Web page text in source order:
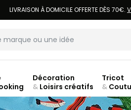
LIVRAISON À DOMICILE OFFERTE DÈS 70€.
Décoration
&Loisirs créatifs
Tricot
&